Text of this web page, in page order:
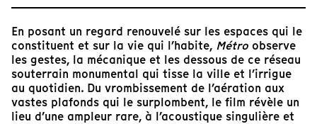
En posant un regard renouvelé sur les espaces qui le
constituent et sur la vie qui l’habite, Métro observe
les gestes, la mécanique et les dessous de ce réseau
souterrain monumental qui tisse la ville et l’irrigue
au quotidien. Du vrombissement de l’aération aux
vastes plafonds qui le surplombent, le film révèle un
lieu d’une ampleur rare, à l’acoustique singulière et